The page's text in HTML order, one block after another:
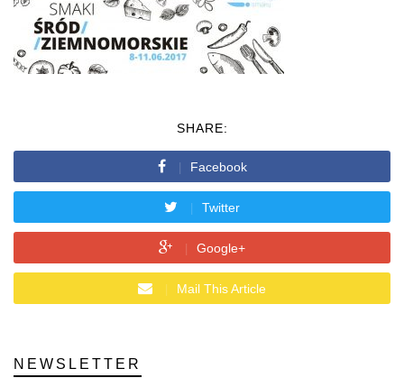
SHARE:
Facebook
Twitter
Google+
Mail This Article
NEWSLETTER